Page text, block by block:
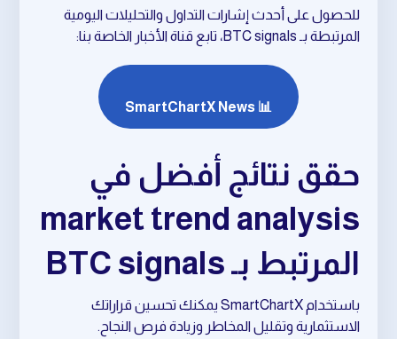
للحصول على أحدث إشارات التداول والتحليلات اليومية
المرتبطة بـ BTC signals، تابع قناة الأخبار الخاصة بنا:
📊 SmartChartX News
حقق نتائج أفضل في
market trend analysis
المرتبط بـ BTC signals
باستخدام SmartChartX يمكنك تحسين قراراتك
الاستثمارية وتقليل المخاطر وزيادة فرص النجاح.